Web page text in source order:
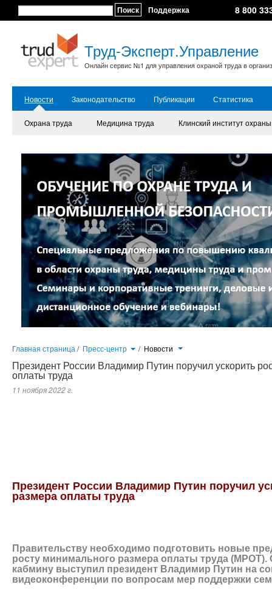
Поиск Поддержка 8 800
Труд-Эксперт.Управление
Онлайн сервис №1 для управления охраной труда в
Новости Законодательство Публикации Статистика
Охрана труда Медицина труда Клинский институт
Главная страница / Пресс-центр / Новости
Президент России Владимир Путин поручил ускорить
оплаты труда
11 ноября 2022 г.
Президент России Владимир Путин поручил
размера оплаты труда
Правительству необходимо подготовить новые
росту минимального размера оплаты труда (МРОТ).
кабмину выступил президент Владимир Путин на
видеоконференции по вопросам мер поддержки